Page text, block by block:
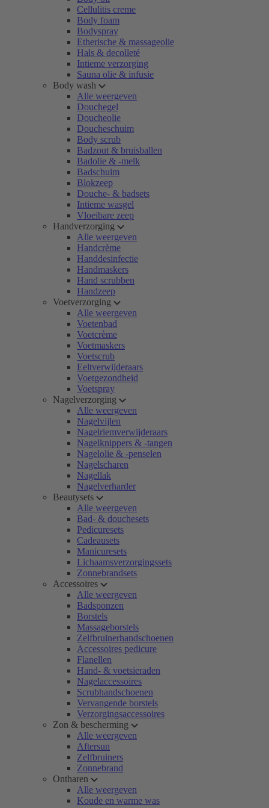
Cellulitis creme
Body foam
Bodyspray
Etherische & massageolie
Hals & decolleté
Intieme verzorging
Sauna olie & infusie
Body wash
Alle weergeven
Douchegel
Doucheolie
Doucheschuim
Body scrub
Badzout & bruisballen
Badolie & -melk
Badschuim
Blokzeep
Douche- & badsets
Intieme wasgel
Vloeibare zeep
Handverzorging
Alle weergeven
Handcrème
Handdesinfectie
Handmaskers
Hand scrubben
Handzeep
Voetverzorging
Alle weergeven
Voetenbad
Voetcrème
Voetmaskers
Voetscrub
Eeltverwijderaars
Voetgezondheid
Voetspray
Nagelverzorging
Alle weergeven
Nagelvijlen
Nagelriemverwijderaars
Nagelknippers & -tangen
Nagelolie & -penselen
Nagelscharen
Nagellak
Nagelverharder
Beautysets
Alle weergeven
Bad- & douchesets
Pedicuresets
Cadeausets
Manicuresets
Lichaamsverzorgingssets
Zonnebrandsets
Accessoires
Alle weergeven
Badsponzen
Borstels
Massageborstels
Zelfbruinerhandschoenen
Accessoires pedicure
Flanellen
Hand- & voetsieraden
Nagelaccessoires
Scrubhandschoenen
Vervangende borstels
Verzorgingsaccessoires
Zon & bescherming
Alle weergeven
Aftersun
Zelfbruiners
Zonnebrand
Ontharen
Alle weergeven
Koude en warme was